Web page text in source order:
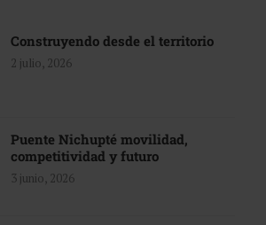
Construyendo desde el territorio
2 julio, 2026
Puente Nichupté movilidad,
competitividad y futuro
3 junio, 2026